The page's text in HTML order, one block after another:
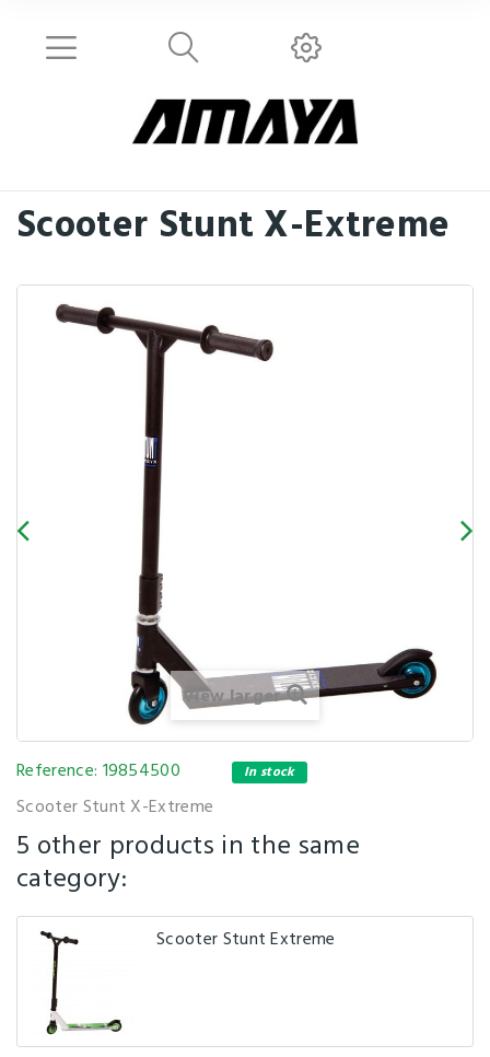
Scooter Stunt X-Extreme
View larger
Reference: 19854500 In stock
Scooter Stunt X-Extreme
5 other products in the same
category:
Scooter Stunt Extreme